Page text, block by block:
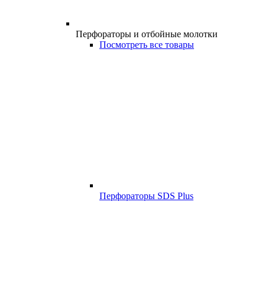
Перфораторы и отбойные молотки
Посмотреть все товары
Перфораторы SDS Plus